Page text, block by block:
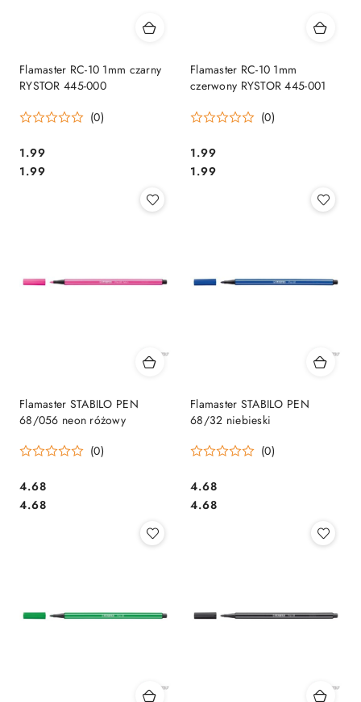
Flamaster RC-10 1mm czarny
RYSTOR 445-000
(0)
Cena:
1.99
Cena:
1.99
Flamaster RC-10 1mm
czerwony RYSTOR 445-001
(0)
Cena:
1.99
Cena:
1.99
Flamaster STABILO PEN
68/056 neon różowy
(0)
Cena:
4.68
Cena:
4.68
Flamaster STABILO PEN
68/32 niebieski
(0)
Cena:
4.68
Cena:
4.68